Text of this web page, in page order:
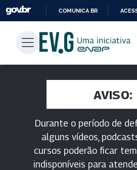
PARA
COMUNICA BR
AVISO:
Durante o período de
alguns vídeos,
cursos poderão ficar
indisponíveis para